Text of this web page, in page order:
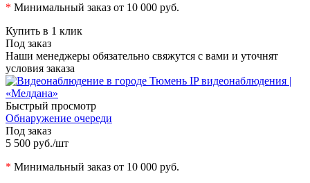
* Минимальный заказ от 10 000 руб.
Купить в 1 клик
Под заказ
Наши менеджеры обязательно свяжутся с вами и уточнят
условия заказа
Быстрый просмотр
Обнаружение очереди
Под заказ
5 500 руб./шт
* Минимальный заказ от 10 000 руб.